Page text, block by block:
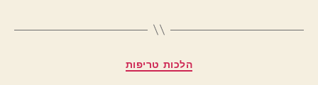
קטגוריות
הלכות טריפות